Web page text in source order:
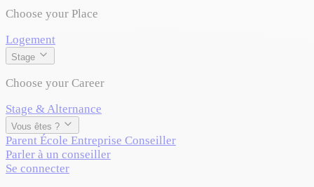
Choose your Place
Logement
Stage
Choose your Career
Stage & Alternance
Vous êtes ?
Parent École Entreprise Conseiller
Parler à un conseiller
Se connecter